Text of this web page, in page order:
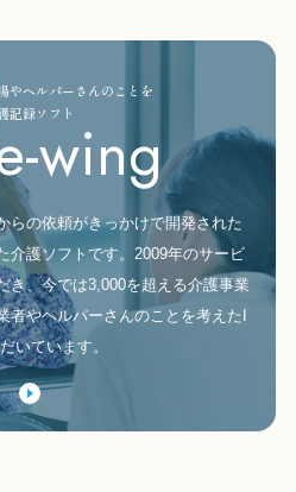
wing
やヘルパーさんのことを
記録ソフト
らの依頼がきっかけで開発された
介護ソフトです。2009年のサービ
き、今では3,000を超える介護事業
者やヘルパーさんのことを考えたI
いています。